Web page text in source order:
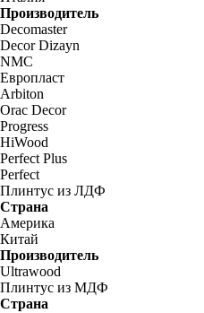
Производитель
Decomaster
Decor Dizayn
NMC
Европласт
Arbiton
Orac Decor
Progress
HiWood
Perfect Plus
Perfect
Плинтус из ЛДФ
Страна
Америка
Китай
Производитель
Ultrawood
Плинтус из МДФ
Страна